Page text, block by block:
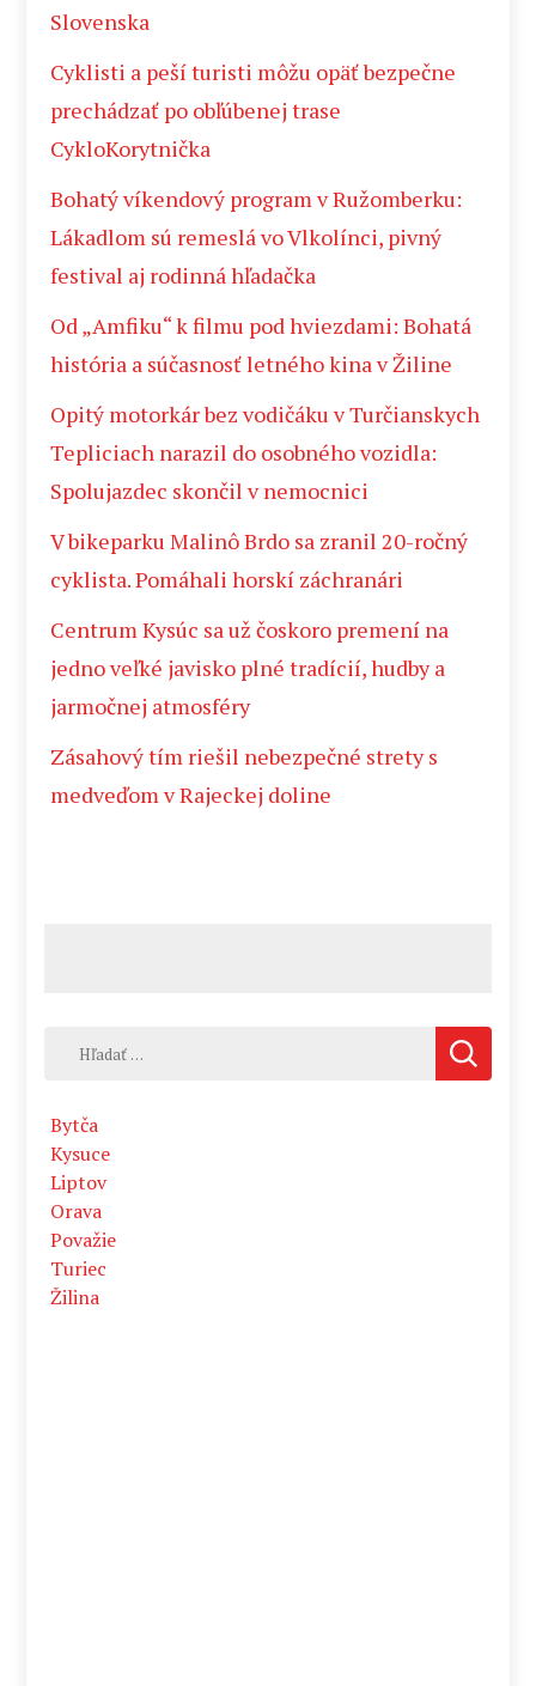
Slovenska
Cyklisti a peší turisti môžu opäť bezpečne
prechádzať po obľúbenej trase
CykloKorytnička
Bohatý víkendový program v Ružomberku:
Lákadlom sú remeslá vo Vlkolínci, pivný
festival aj rodinná hľadačka
Od „Amfiku“ k filmu pod hviezdami: Bohatá
história a súčasnosť letného kina v Žiline
Opitý motorkár bez vodičáku v Turčianskych
Tepliciach narazil do osobného vozidla:
Spolujazdec skončil v nemocnici
V bikeparku Malinô Brdo sa zranil 20-ročný
cyklista. Pomáhali horskí záchranári
Centrum Kysúc sa už čoskoro premení na
jedno veľké javisko plné tradícií, hudby a
jarmočnej atmosféry
Zásahový tím riešil nebezpečné strety s
medveďom v Rajeckej doline
Hľadať:
Bytča
Kysuce
Liptov
Orava
Považie
Turiec
Žilina